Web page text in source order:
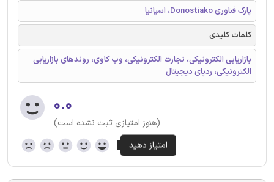
پارک فناوری Donostiako، اسپانیا
کلمات کلیدی
بازاریابی الکترونیکی، تجارت الکترونیکی، وب کاوی، روندهای بازاریابی
الکترونیکی، ردپای دیجیتال
۰.۰
(هنوز امتیازی ثبت نشده است)